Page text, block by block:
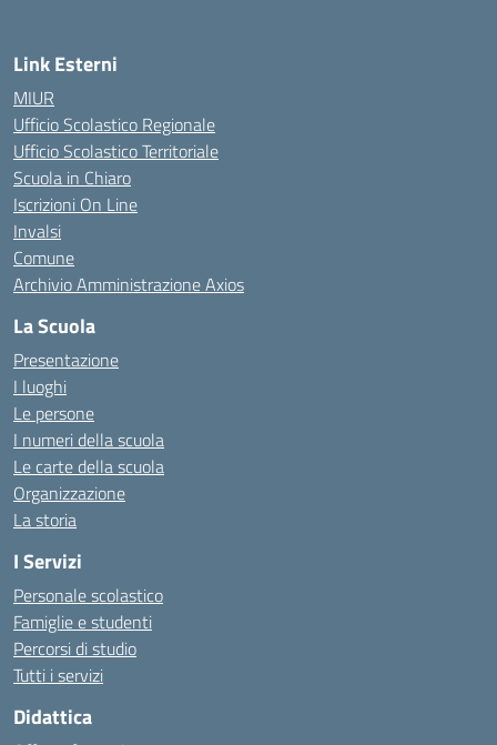
Link Esterni
MIUR
Ufficio Scolastico Regionale
Ufficio Scolastico Territoriale
Scuola in Chiaro
Iscrizioni On Line
Invalsi
Comune
Archivio Amministrazione Axios
La Scuola
Presentazione
I luoghi
Le persone
I numeri della scuola
Le carte della scuola
Organizzazione
La storia
I Servizi
Personale scolastico
Famiglie e studenti
Percorsi di studio
Tutti i servizi
Didattica